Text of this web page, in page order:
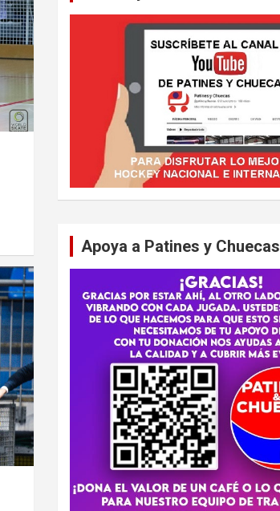
Apoya a Patines y Chuecas